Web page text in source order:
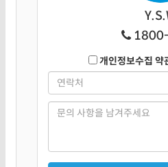
개인정보수집 약